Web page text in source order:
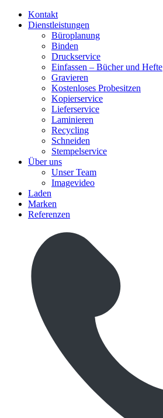
Kontakt
Dienstleistungen
Büroplanung
Binden
Druckservice
Einfassen – Bücher und Hefte
Gravieren
Kostenloses Probesitzen
Kopierservice
Lieferservice
Laminieren
Recycling
Schneiden
Stempelservice
Über uns
Unser Team
Imagevideo
Laden
Marken
Referenzen